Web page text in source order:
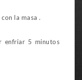
la masa .
enfriar 5 minutos